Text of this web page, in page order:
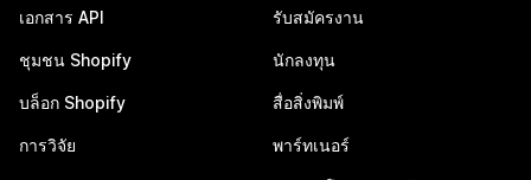
เอกสาร API
ชุมชน Shopify
บล็อก Shopify
การวิจัย
รับสมัครงาน
นักลงทุน
สื่อสิ่งพิมพ์
พาร์ทเนอร์